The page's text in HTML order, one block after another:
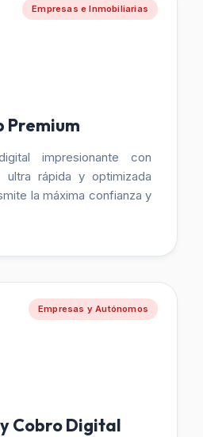
Empresas e Inmobiliarias
Premium
impresionante con
ultra rápida y optimizada
la máxima confianza y
Empresas y Autónomos
Cobro Digital